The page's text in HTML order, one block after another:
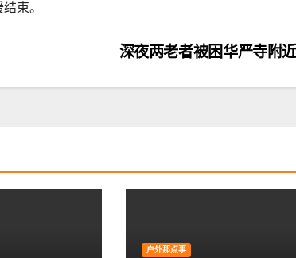
束。
深夜两老者被困华严寺附
户外那点事